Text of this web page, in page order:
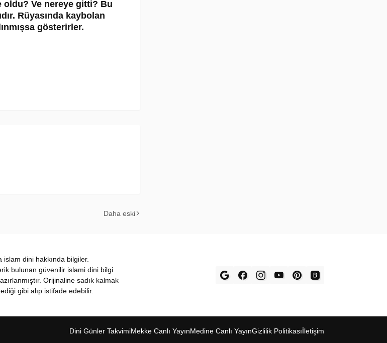
Ve nereye gitti? Bu
Rüyasında kaybolan
gösterirler.
Daha eski
islam dini hakkında bilgiler.
bulunan güvenilir islami dini bilgi
Orijinaline sadık kalmak
gibi alıp istifade edebilir.
Dini Günler TakvimiMekke Canl‎ı Yay‎ınMedine Canl‎ı Yayı‎nGizlilik Politikas‎ıİletişim